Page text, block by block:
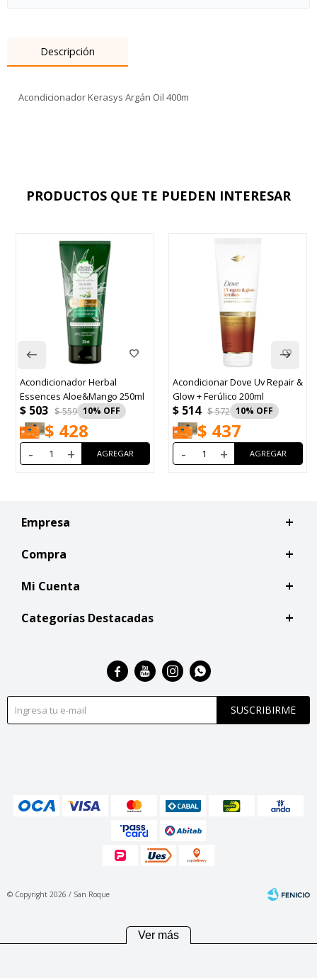
Descripción
Acondicionador Kerasys Argán Oil 400m
PRODUCTOS QUE TE PUEDEN INTERESAR
250ml
Acondicionar Dove Uv Repair &
Glow + Ferúlico 200ml
$ 514 $572
+
Acondicionador
Keratina Vegetal
$ 577 $642
+
Empresa
Compra
Mi Cuenta
Categorías Destacadas
SUSCRIBIRME
   
© Copyright 2026 / San Roque
Ver más